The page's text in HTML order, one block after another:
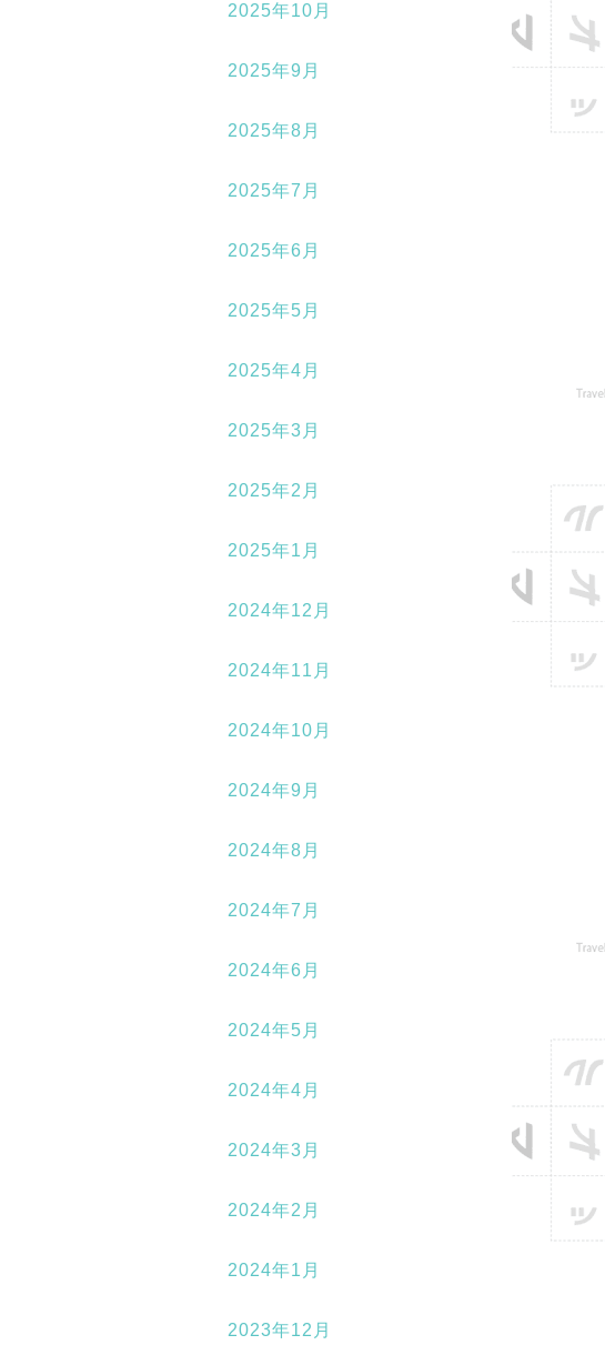
2025年10月
2025年9月
2025年8月
2025年7月
2025年6月
2025年5月
2025年4月
2025年3月
2025年2月
2025年1月
2024年12月
2024年11月
2024年10月
2024年9月
2024年8月
2024年7月
2024年6月
2024年5月
2024年4月
2024年3月
2024年2月
2024年1月
2023年12月